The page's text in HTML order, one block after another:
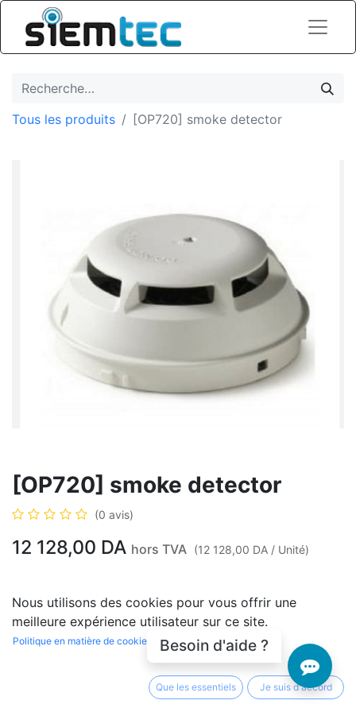
Tous les produits [OP720] smoke detector
[OP720] smoke detector
(0 avis)
12 128,00 DA hors TVA (12 128,00 DA / Unité)
Soyez averti lorsque le produit est de nouveau en
stock
Enregistrer pour plus tard
Nous utilisons des cookies pour vous offrir une
meilleure expérience utilisateur sur ce site.
Politique en matière de cookies
Que les essentiels Je suis d'accord
Besoin d'aide ?